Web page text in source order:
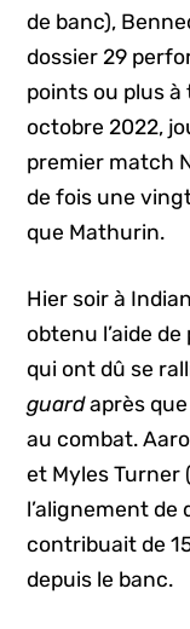
de banc),
dossier 29
points ou plus à
octobre 2022,
premier match
de fois une
que Mathurin.
Hier soir à
obtenu l’aide
qui ont dû se
guardaprès
au combat.
et Myles Turner
l’alignement de
contribuait de
depuis le banc.